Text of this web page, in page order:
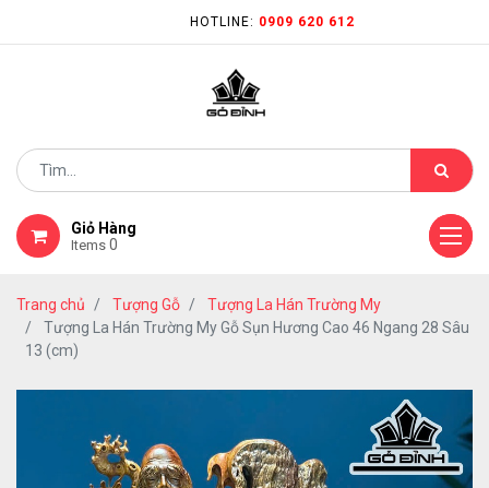
HOTLINE: 0909 620 612
Giỏ Hàng
Items 0
Trang chủ Tượng Gỗ
Tượng La Hán Trường My
Tượng La Hán Trường My Gỗ Sụn Hương Cao 46 Ngang 28 Sâu
13 (cm)